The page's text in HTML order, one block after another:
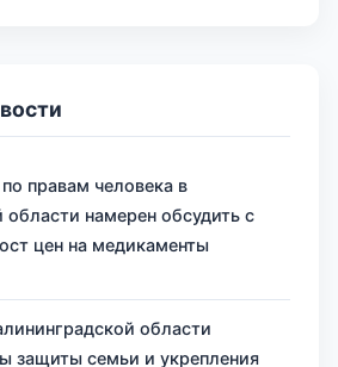
правам человека в
области намерен обсудить с
цен на медикаменты
области
защиты семьи и укрепления